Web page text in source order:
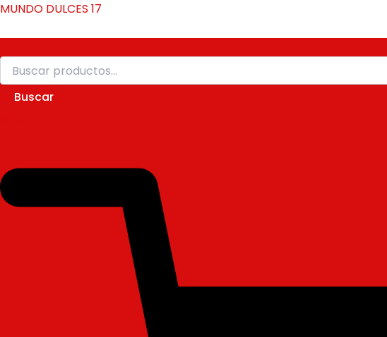
Ir
MUNDO DULCES 17
Buscar
Buscar